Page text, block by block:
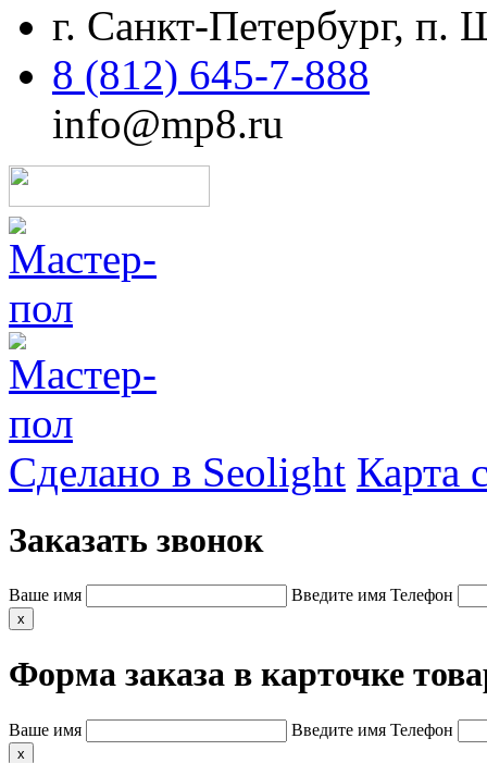
г. Санкт-Петербург,
8 (812) 645-7-888
info@mp8.ru
Сделано в Seolight Карта
Заказать звонок
Ваше имя Введите имя Телефон
x
Форма заказа в карточке
Ваше имя Введите имя Телефон
x